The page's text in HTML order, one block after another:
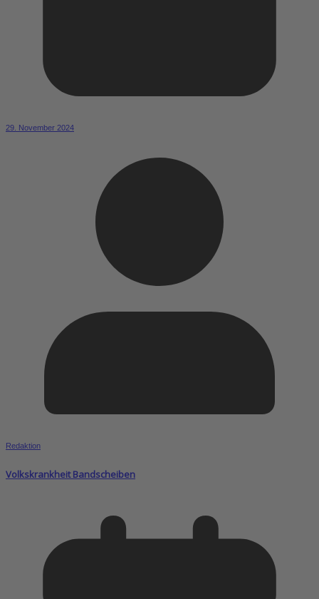
29. November 2024
Redaktion
Volkskrankheit Bandscheiben